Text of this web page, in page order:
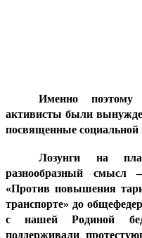
Именно поэтому
активисты были
посвященные социальной
Лозунги на
разнообразный
«Против повышения
транспорте» до
с нашей Родиной
поддерживали